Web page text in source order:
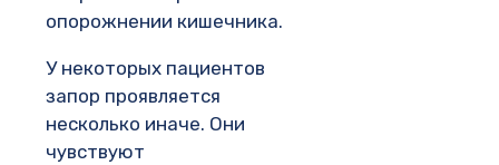
опорожнении кишечника.
У некоторых пациентов
запор проявляется
несколько иначе. Они
чувствуют